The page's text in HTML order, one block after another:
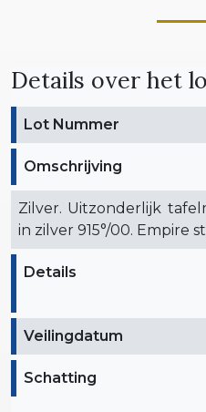
Details over het
Lot Nummer
Omschrijving
Zilver. Uitzonderlijk
in zilver 915°/00. Empire
Details
Veilingdatum
Schatting